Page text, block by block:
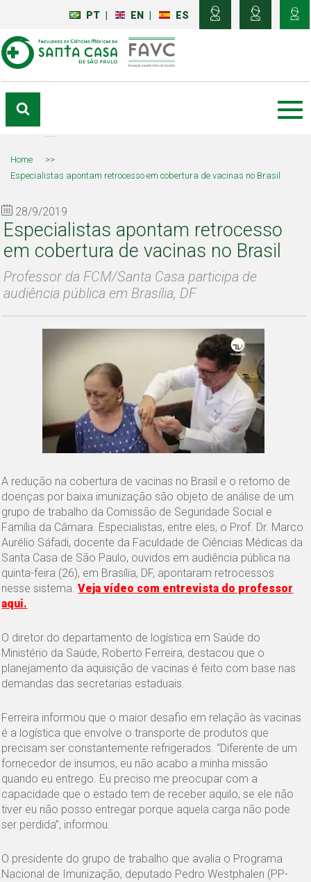
PT EN ES
Home
>>
Especialistas apontam retrocesso em cobertura de vacinas no Brasil
28/9/2019
Especialistas apontam retrocesso
em cobertura de vacinas no Brasil
Professor da FCM/Santa Casa participa de
audiência pública em Brasília, DF
A redução na cobertura de vacinas no Brasil e o retorno de
doenças por baixa imunização são objeto de análise de um
grupo de trabalho da Comissão de Seguridade Social e
Família da Câmara. Especialistas, entre eles, o Prof. Dr. Marco
Aurélio Sáfadi, docente da Faculdade de Ciências Médicas da
Santa Casa de São Paulo, ouvidos em audiência pública na
quinta-feira (26), em Brasília, DF, apontaram retrocessos
nesse sistema.Veja vídeo com entrevista do professor
aqui.
O diretor do departamento de logística em Saúde do
Ministério da Saúde, Roberto Ferreira, destacou que o
planejamento da aquisição de vacinas é feito com base nas
demandas das secretarias estaduais.
Ferreira informou que o maior desafio em relação às vacinas
é a logística que envolve o transporte de produtos que
precisam ser constantemente refrigerados. “Diferente de um
fornecedor de insumos, eu não acabo a minha missão
quando eu entrego. Eu preciso me preocupar com a
capacidade que o estado tem de receber aquilo, se ele não
tiver eu não posso entregar porque aquela carga não pode
ser perdida”, informou.
O presidente do grupo de trabalho que avalia o Programa
Nacional de Imunização, deputado Pedro Westphalen (PP-